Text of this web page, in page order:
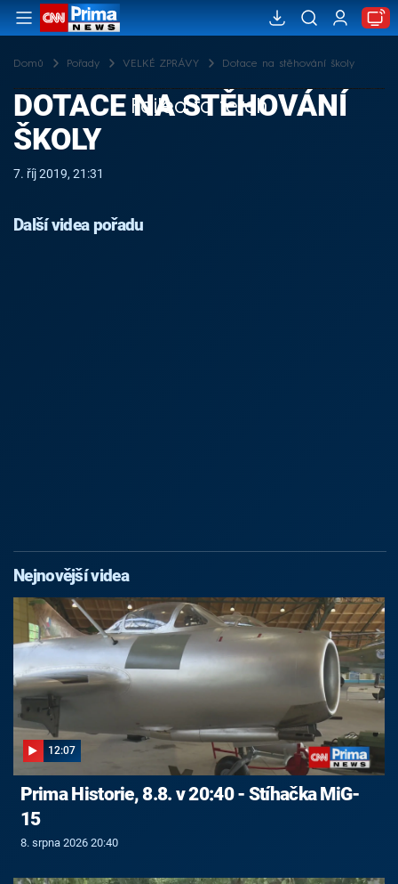
Domů Pořady VELKÉ ZPRÁVY Dotace na stěhování školy
Failed to fetch
DOTACE NA STĚHOVÁNÍ
ŠKOLY
7. říj 2019, 21:31
Další videa pořadu
Nejnovější videa
12:07
Prima Historie, 8.8. v 20:40 - Stíhačka MiG-
15
8. srpna 2026 20:40